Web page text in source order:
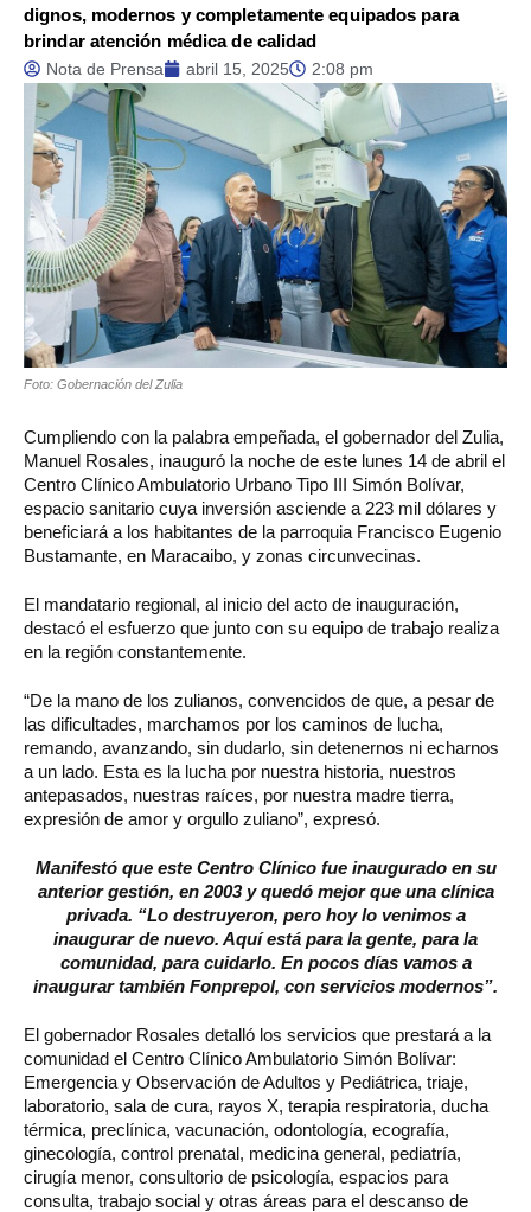
dignos, modernos y completamente equipados para
brindar atención médica de calidad
Nota de Prensa abril 15, 2025 2:08 pm
Foto: Gobernación del Zulia
Cumpliendo con la palabra empeñada, el gobernador del Zulia,
Manuel Rosales, inauguró la noche de este lunes 14 de abril el
Centro Clínico Ambulatorio Urbano Tipo III Simón Bolívar,
espacio sanitario cuya inversión asciende a 223 mil dólares y
beneficiará a los habitantes de la parroquia Francisco Eugenio
Bustamante, en Maracaibo, y zonas circunvecinas.
El mandatario regional, al inicio del acto de inauguración,
destacó el esfuerzo que junto con su equipo de trabajo realiza
en la región constantemente.
“De la mano de los zulianos, convencidos de que, a pesar de
las dificultades, marchamos por los caminos de lucha,
remando, avanzando, sin dudarlo, sin detenernos ni echarnos
a un lado. Esta es la lucha por nuestra historia, nuestros
antepasados, nuestras raíces, por nuestra madre tierra,
expresión de amor y orgullo zuliano”, expresó.
Manifestó que este Centro Clínico fue inaugurado en su
anterior gestión, en 2003 y quedó mejor que una clínica
privada. “Lo destruyeron, pero hoy lo venimos a
inaugurar de nuevo. Aquí está para la gente, para la
comunidad, para cuidarlo. En pocos días vamos a
inaugurar también Fonprepol, con servicios modernos”.
El gobernador Rosales detalló los servicios que prestará a la
comunidad el Centro Clínico Ambulatorio Simón Bolívar:
Emergencia y Observación de Adultos y Pediátrica, triaje,
laboratorio, sala de cura, rayos X, terapia respiratoria, ducha
térmica, preclínica, vacunación, odontología, ecografía,
ginecología, control prenatal, medicina general, pediatría,
cirugía menor, consultorio de psicología, espacios para
consulta, trabajo social y otras áreas para el descanso de